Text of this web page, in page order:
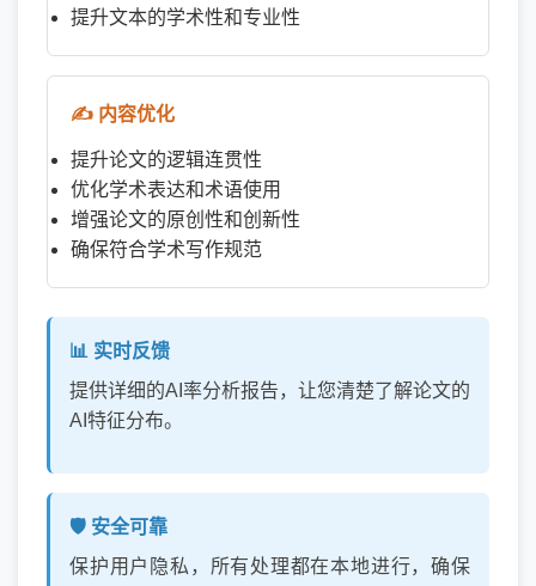
提升文本的学术性和专业性
✍️ 内容优化
提升论文的逻辑连贯性
优化学术表达和术语使用
增强论文的原创性和创新性
确保符合学术写作规范
📊 实时反馈
提供详细的AI率分析报告，让您清楚了解论文的
AI特征分布。
🛡️ 安全可靠
保护用户隐私，所有处理都在本地进行，确保